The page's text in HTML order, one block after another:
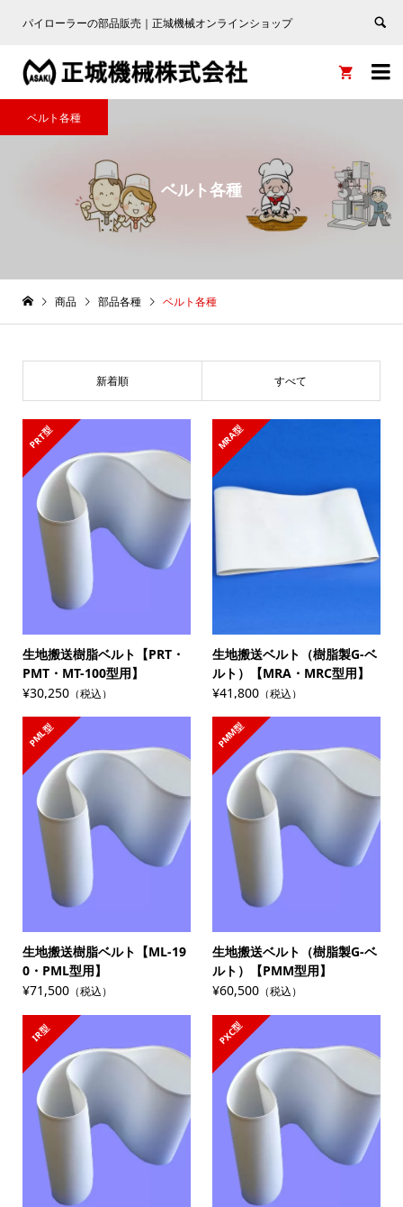
パイローラーの部品販売｜正城機械オンラインショップ


ベルト各種
ベルト各種
商品 部品各種 ベルト各種
新着順 すべて
PRT型
生地搬送樹脂ベルト【PRT・
PMT・MT-100型用】
¥30,250（税込）
MRA型
生地搬送ベルト（樹脂製G-ベ
ルト）【MRA・MRC型用】
¥41,800 （税込）
PML型
生地搬送樹脂ベルト【ML-19
0・PML型用】
¥71,500（税込）
PMM型
生地搬送ベルト（樹脂製G-ベ
ルト）【PMM型用】
¥60,500 （税込）
IR型 PXC型